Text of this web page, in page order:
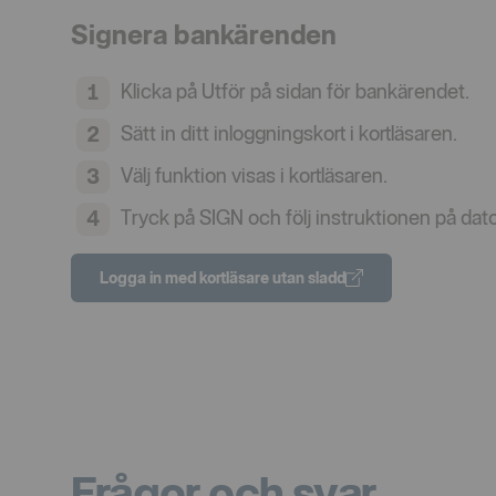
Signera bankärenden
Klicka på Utför på sidan för bankärendet.
Sätt in ditt inloggningskort i kortläsaren.
Välj funktion visas i kortläsaren.
Tryck på SIGN och följ instruktionen på
Logga in med kortläsare utan sladd